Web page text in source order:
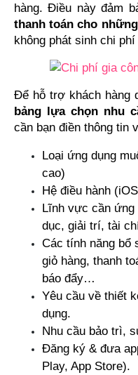
thanh toán cho
không phát sinh chi
bảng lựa chọn nhu
cần bạn điền thông tin
Loại ứng dụng
cao)
Hệ điều hành
Lĩnh vực cần
dục, giải trí, tài
Các tính năng bổ
giỏ hàng, thanh
báo đẩy…
Yêu cầu về thiết
dụng.
Nhu cầu bảo trì,
Đăng ký & đưa
Play, App Store).